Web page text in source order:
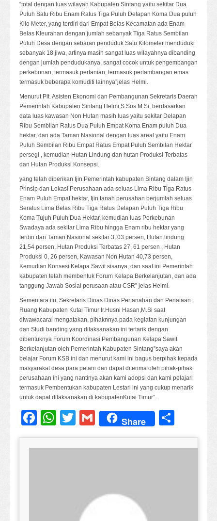
“total dengan luas wilayah Kabupaten Sintang yaitu sekitar Dua
Puluh Satu Ribu Enam Ratus Tiga Puluh Delapan Koma Dua puluh
Kilo Meter, yang terdiri dari Empat Belas Kecamatan ada Enam
Belas Kleurahan dengan jumlah sebanyak Tiga Ratus Sembilan
Puluh Desa dengan sebaran penduduk Satu Kilometer menduduki
sebanyak 18 jiwa, artinya masih sangat luas wilayahnya dibanding
dengan jumlah pendudukanya, sangat cocok untuk pengembangan
perkebunan, termasuk pertanian, termasuk pertambangan emas
termasuk beberapa komuditi lainnya”jelas Helmi.
Menurut Plt. Asisten Ekonomi dan Pembangunan Sekretaris Daerah
Pemerintah Kabupaten Sintang Helmi,S.Sos.M.Si, berdasarkan
data luas kawasan Non Hutan masih luas yaitu sekitar Delapan
Ribu Sembilan Ratus Dua Puluh Empat Koma Enam puluh Dua
hektar, dan ada Taman Nasional dengan luas areal yaitu Enam
Puluh Sembilan Ribu Empat Ratus Empat Puluh Sembilan Hektar
persegi , kemudian Hutan Lindung dan hutan Produksi Terbatas
dan Hutan Produksi Konsepsi.
yang telah diberikan Ijin Pemerintah kabupaten Sintang dalam Ijin
Prinsip dan Lokasi Perusahaan ada seluas Lima Ribu Tiga Ratus
Enam Puluh Empat hektar, Ijin tanah perusahan berjumlah seluas
Seratus Lima Belas Ribu Tiga Ratus Delapan Puluh Tiga Ribu
Koma Tujuh Puluh Dua Hektar, kemudian luas Perkebunan
Swadaya ada sekitar Lima Ribu hingga Enam ribu hektar yang
terdiri dari Taman Nasional sekitar 3, 03 persen, Hutan lindung
21,54 persen, Hutan Produksi Terbatas 27, 61 persen , Hutan
Produksi 0, 26 persen, Kawasan Non Hutan 40,73 persen,
Kemudian Konsesi Kelapa Sawit sisanya, dan saat ini Pemerintah
kabupaten telah membentuk Forum Kelapa Berkelanjutan, dan ada
tanggung Jawab Sosial perusaan atau CSR” jelas Helmi.
Sementara itu, Sekretaris Dinas Dinas Pertanahan dan Penataan
Ruang Kabupaten Kutai Timur Ir.Husni Hasan,M.Si saat
diwawacarai mengatakan, pihaknnya pada kegiatan kunjungan
dan Studi banding yang dilaksanakan ini tertarik dengan
dibentuknya Forum Koordinasi Pembangunan Kelapa Sawit
Berkelanjutan oleh Pemerintah Kabupaten Sintang”saya akan
belajar Forum KSB ini dan menurut kami ini bagus berpihak kepada
masyarakat desa para petani dan dapat diterima oleh pihak-pihak
perusahaan ini yang nantinya akan kami adopsi dan kami pelajari
termasuk Pembentukan kabupaten Lestari ini yang cukup menarik
untuk dapat dilaksanakan di kabupatenKutai Timur”.
Facebook
WhatsApp
TwitterGmail
Share